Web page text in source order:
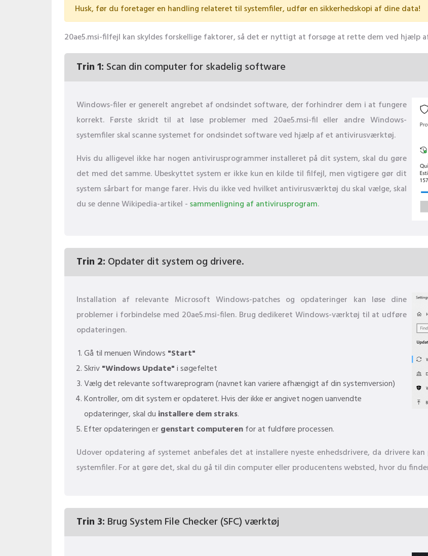
Husk, før du foretager en handling relateret til systemfiler, udfør en sikkerhedskopi af dine data!
20ae5.msi-filfejl kan skyldes forskellige faktorer, så det er nyttigt at forsøge at rette dem ved hjælp
Trin 1: Scan din computer for skadelig software
Windows-filer er generelt angrebet af ondsindet software, der forhindrer dem i at fungere
korrekt. Første skridt til at løse problemer med 20ae5.msi-fil eller andre Windows-
systemfiler skal scanne systemet for ondsindet software ved hjælp af et antivirusværktøj.
Hvis du alligevel ikke har nogen antivirusprogrammer installeret på dit system, skal du gøre
det med det samme. Ubeskyttet system er ikke kun en kilde til filfejl, men vigtigere gør dit
system sårbart for mange farer. Hvis du ikke ved hvilket antivirusværktøj du skal vælge, skal
du se denne Wikipedia-artikel -sammenligning af antivirusprogram.
Trin 2: Opdater dit system og drivere.
Installation af relevante Microsoft Windows-patches og opdateringer kan løse dine
problemer i forbindelse med 20ae5.msi-filen. Brug dedikeret Windows-værktøj til at udføre
opdateringen.
Gå til menuen Windows "Start"
Skriv"Windows Update"i søgefeltet
Vælg det relevante softwareprogram (navnet kan variere afhængigt af din systemversion)
Kontroller, om dit system er opdateret. Hvis der ikke er angivet nogen uanvendte
opdateringer, skal du installere dem straks.
Efter opdateringen ergenstart computerenfor at fuldføre processen.
Udover opdatering af systemet anbefales det at installere nyeste enhedsdrivere, da drivere
systemfiler. For at gøre det, skal du gå til din computer eller producentens websted, hvor du
Trin 3: Brug System File Checker (SFC) værktøj